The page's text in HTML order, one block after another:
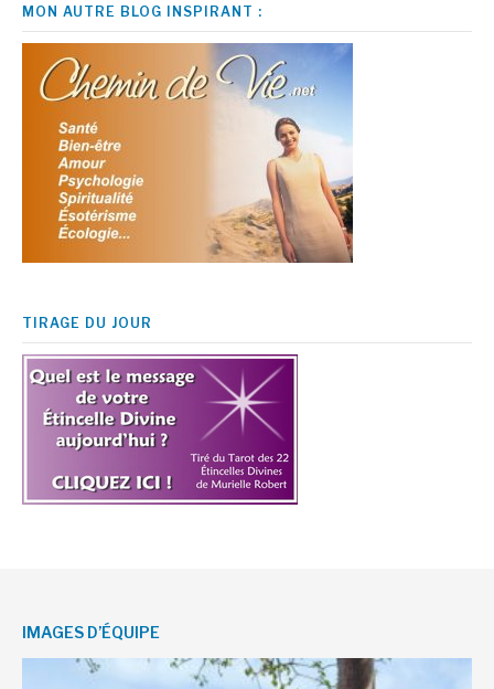
MON AUTRE BLOG INSPIRANT :
TIRAGE DU JOUR
IMAGES D’ÉQUIPE